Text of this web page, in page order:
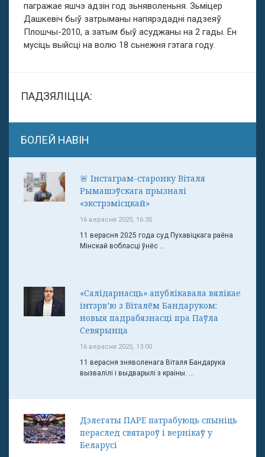
пагражае яшчэ адзін год зьняволеньня. Зьміцер
Дашкевіч быў затрыманы напярэдадні падзеяў
Плошчы-2010, а затым быў асуджаны на 2 гады. Ён
мусіць выйсці на волю 18 сьнежня гэтага году.
ПАДЗЯЛІЦЦА:
БОЛЕЙ НАВІН
🚨 Інстаграм-старонку Віталя
Рымашэўскага прызналі
«экстрэмісцкай»
16 верасня 2025, 16:30
11 верасня 2025 года суд Пухавіцкага раёна
Мінскай вобласці ўнёс ...
«Салідарнасць» апублікавала вялікае
інтэрв’ю з Віталём Бандаруком:
новыя падрабязнасці пра Паўла
Севярынца
16 верасня 2025, 13:00
11 верасня зняволенага Віталя Бандарука
вызвалілі і выдварылі з краіны. ...
Дэлегаты ПАРЕ патрабуюць спыніць
пераслед святароў і вернікаў у
Беларусі